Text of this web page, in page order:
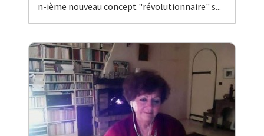
n-ième nouveau concept "révolutionnaire" s...